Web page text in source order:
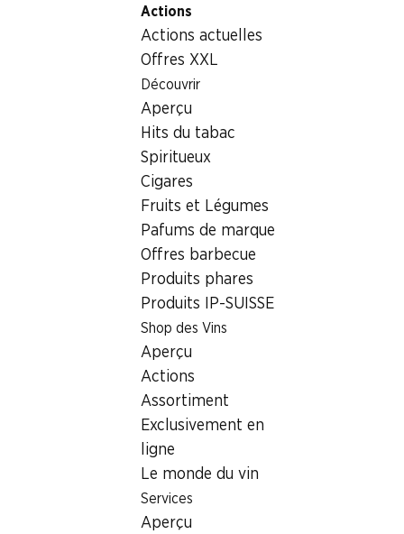
Actions
Actions actuelles
Offres XXL
Découvrir
Aperçu
Hits du tabac
Spiritueux
Cigares
Fruits et Légumes
Pafums de marque
Offres barbecue
Produits phares
Produits IP-SUISSE
Shop des Vins
Aperçu
Actions
Assortiment
Exclusivement en
ligne
Le monde du vin
Services
Aperçu
Non alimentaire
Isana Men Haargel 5
Isana Men Haargel 5